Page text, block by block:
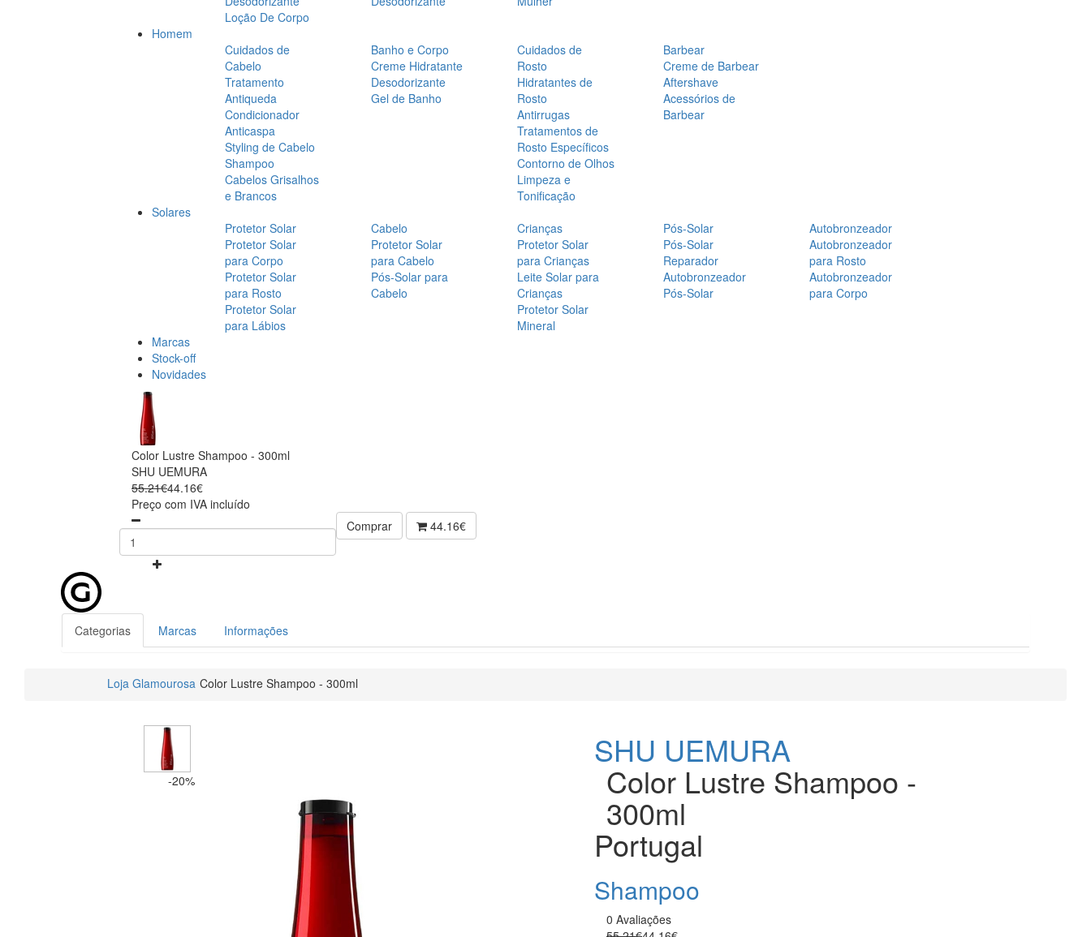
Loção De Corpo
Homem
Cuidados de
Cabelo
Tratamento
Antiqueda
Condicionador
Anticaspa
Styling de Cabelo
Shampoo
Cabelos Grisalhos
e Brancos
Banho e Corpo
Creme Hidratante
Desodorizante
Gel de Banho
Cuidados de
Rosto
Hidratantes de
Rosto
Antirrugas
Tratamentos de
Rosto Específicos
Contorno de Olhos
Limpeza e
Tonificação
Barbear
Creme de Barbear
Aftershave
Acessórios de
Barbear
Solares
Protetor Solar
Protetor Solar
para Corpo
Protetor Solar
para Rosto
Protetor Solar
para Lábios
Cabelo
Protetor Solar
para Cabelo
Pós-Solar para
Cabelo
Crianças
Protetor Solar
para Crianças
Leite Solar para
Crianças
Protetor Solar
Mineral
Pós-Solar
Pós-Solar
Reparador
Autobronzeador
Pós-Solar
Autobronzeador
Autobronzeador
para Rosto
Autobronzeador
para Corpo
Marcas
Stock-off
Novidades
Color Lustre Shampoo - 300ml
SHU UEMURA
55.21€44.16€
Preço com IVA incluído
Comprar
44.16€
Categorias Marcas Informações
Loja Glamourosa Color Lustre Shampoo - 300ml
-20%
SHU UEMURA
Color Lustre Shampoo -
300ml
Portugal
Shampoo
0 Avaliações